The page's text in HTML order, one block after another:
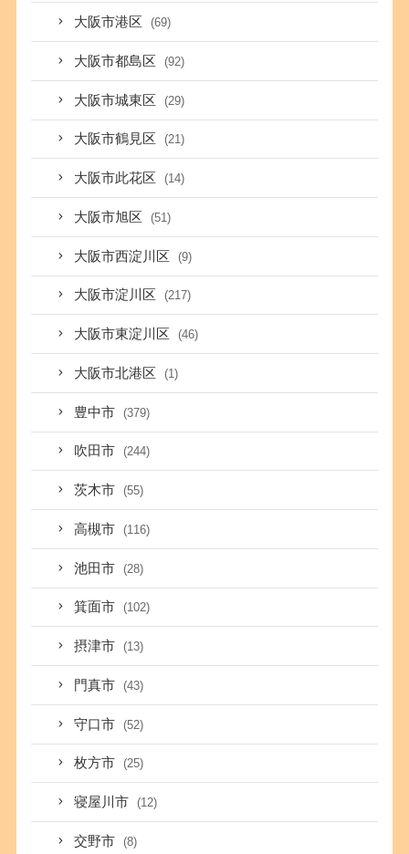
大阪市港区 (69)
大阪市都島区 (92)
大阪市城東区 (29)
大阪市鶴見区 (21)
大阪市此花区 (14)
大阪市旭区 (51)
大阪市西淀川区 (9)
大阪市淀川区 (217)
大阪市東淀川区 (46)
大阪市北港区 (1)
豊中市 (379)
吹田市 (244)
茨木市 (55)
高槻市 (116)
池田市 (28)
箕面市 (102)
摂津市 (13)
門真市 (43)
守口市 (52)
枚方市 (25)
寝屋川市 (12)
交野市 (8)